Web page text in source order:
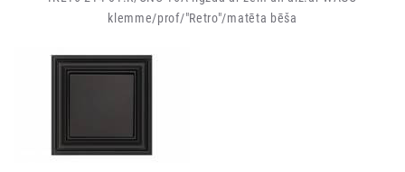
klemme/prof/"Retro"/matēta bēša